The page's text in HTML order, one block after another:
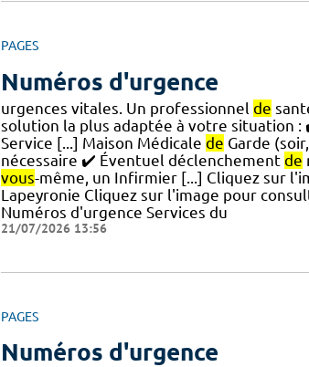
PAGES
Numéros d'urgence
urgences vitales. Un professionnel de
solution la plus adaptée à votre situation
Service [...] Maison Médicale de Garde
nécessaire ✔️ Éventuel déclenchement de
vous-même, un Infirmier [...] Cliquez sur
Lapeyronie Cliquez sur l'image pour
Numéros d'urgence Services du
21/07/2026 13:56
PAGES
Numéros d'urgence